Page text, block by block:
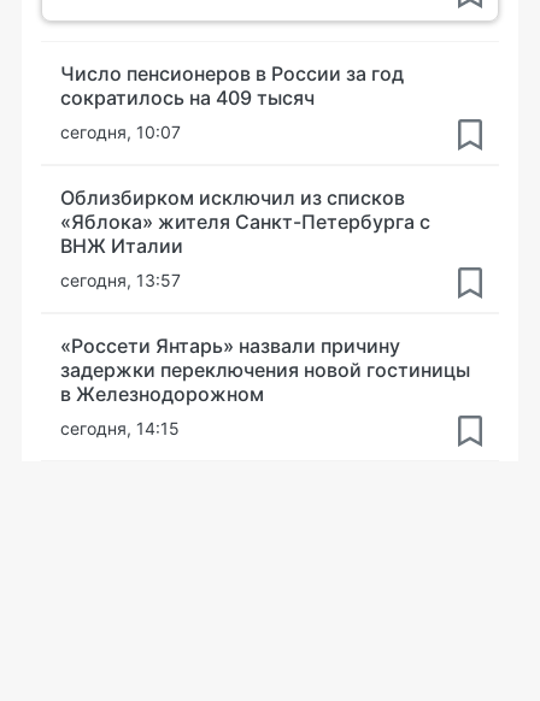
Число пенсионеров в России за год
сократилось на 409 тысяч
сегодня, 10:07
Облизбирком исключил из списков
«Яблока» жителя Санкт-Петербурга с
ВНЖ Италии
сегодня, 13:57
«Россети Янтарь» назвали причину
задержки переключения новой гостиницы
в Железнодорожном
сегодня, 14:15